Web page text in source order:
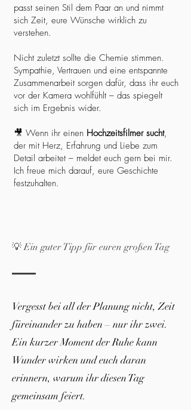
passt seinen Stil dem Paar an und nimmt
sich Zeit, eure Wünsche wirklich zu
verstehen.
Nicht zuletzt sollte die Chemie stimmen.
Sympathie, Vertrauen und eine entspannte
Zusammenarbeit sorgen dafür, dass ihr euch
vor der Kamera wohlfühlt – das spiegelt
sich im Ergebnis wider.
🎥 Wenn ihr einen Hochzeitsfilmer sucht,
der mit Herz, Erfahrung und Liebe zum
Detail arbeitet – meldet euch gern bei mir.
Ich freue mich darauf, eure Geschichte
festzuhalten.
💡 Ein guter Tipp für euren großen Tag
Vergesst bei all der Planung nicht, Zeit
füreinander zu haben – nur ihr zwei.
Ein kurzer Moment der Ruhe kann
Wunder wirken und euch daran
erinnern, warum ihr diesen Tag
gemeinsam feiert.